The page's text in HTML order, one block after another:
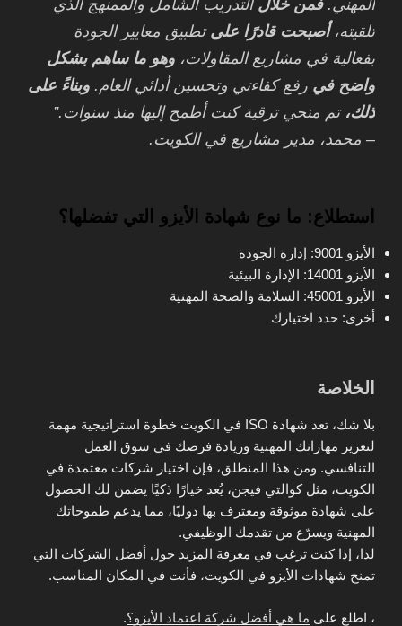
المهني.فمن خلال التدريب الشامل والممنهج الذي
تلقيته،أصبحت قادرًا على تطبيق معايير الجودة
بفعالية في مشاريع المقاولات، وهو ما ساهم بشكل
واضح في رفع كفاءتي وتحسين أدائي العام. وبناءً على
ذلك، تم منحي ترقية كنت أطمح إليها منذ سنوات.”
– محمد، مدير مشاريع في الكويت.
استطلاع: ما نوع شهادة الأيزو التي تفضلها؟
الأيزو 9001: إدارة الجودة
الأيزو 14001: الإدارة البيئية
الأيزو 45001: السلامة والصحة المهنية
أخرى: حدد اختيارك
الخلاصة
بلا شك، تعد شهادة ISO في الكويت خطوة استراتيجية مهمة
لتعزيز مهاراتك المهنية وزيادة فرصك في سوق العمل
التنافسي. ومن هذا المنطلق، فإن اختيار شركات معتمدة في
الكويت، مثل كوالتي فيجن، يُعد خيارًا ذكيًا يضمن لك الحصول
على شهادة موثوقة ومعترف بها دوليًا، مما يدعم طموحاتك
المهنية ويسرّع من تقدمك الوظيفي.
لذا، إذا كنت ترغب في معرفة المزيد حول أفضل الشركات التي
تمنح شهادات الأيزو في الكويت، فأنت في المكان المناسب.
، اطلع على ما هي أفضل شركة اعتماد الأيزو؟.